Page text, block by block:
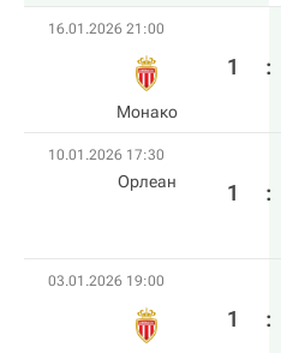
16.01.2026 21:00
Монако
1 :
10.01.2026 17:30
Орлеан 1 :
03.01.2026 19:00
1 :